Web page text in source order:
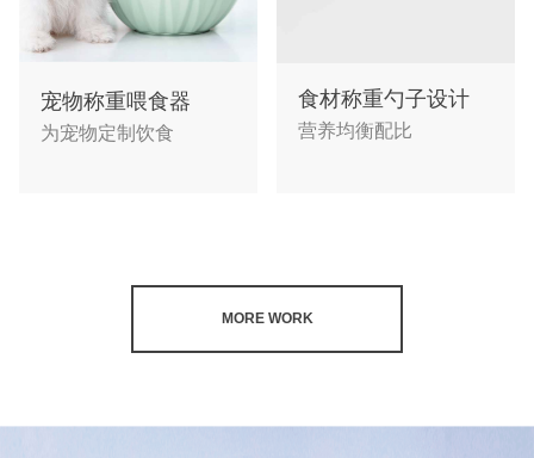
宠物称重喂食器
为宠物定制饮食
食材称重勺子设计
营养均衡配比
MORE WORK